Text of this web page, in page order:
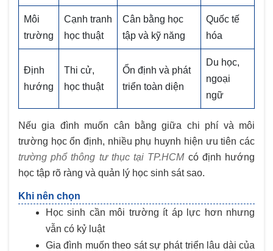
Môi
trường
Cạnh tranh
học thuật
Cân bằng học
tập và kỹ năng
Quốc tế
hóa
Định
hướng
Thi cử,
học thuật
Ổn định và phát
triển toàn diện
Du học,
ngoại
ngữ
Nếu gia đình muốn cân bằng giữa chi phí và môi
trường học ổn định, nhiều phụ huynh hiện ưu tiên các
trường phổ thông tư thục tại TP.HCMcó định hướng
học tập rõ ràng và quản lý học sinh sát sao.
Khi nên chọn
Học sinh cần môi trường ít áp lực hơn nhưng
vẫn có kỷ luật
Gia đình muốn theo sát sự phát triển lâu dài của